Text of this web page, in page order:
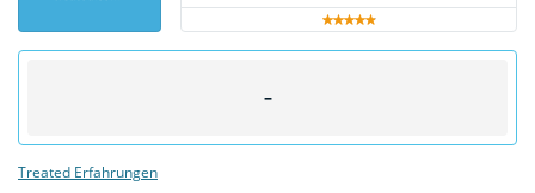
–
Treated Erfahrungen